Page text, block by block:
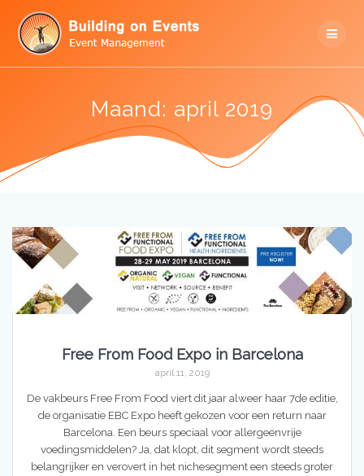
to
Maand: april 2019
Free From Food Expo in Barcelona
april 11, 2019
De vakbeurs Free From Food viert dit jaar alweer haar 7de editie,
de organisatie EBC Expo heeft gekozen voor een return naar
Barcelona. Een beurs speciaal voor allergeenvrije
voedingsmiddelen? Ja, dat klopt, dit segment wordt steeds
belangrijker en verovert in het nichesegment een steeds groter